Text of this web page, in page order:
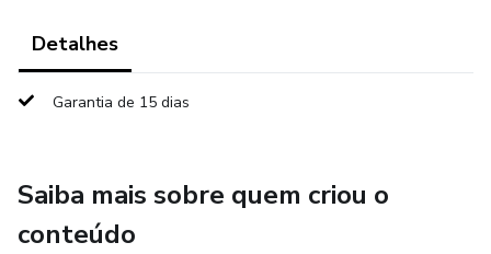
"martelo", "enforcado", "engolfo de alta" e "engolfo de
Embora a análise de candlesticks não seja uma técnica
Detalhes
Garantia de 15 dias
Saiba mais sobre quem criou o
conteúdo